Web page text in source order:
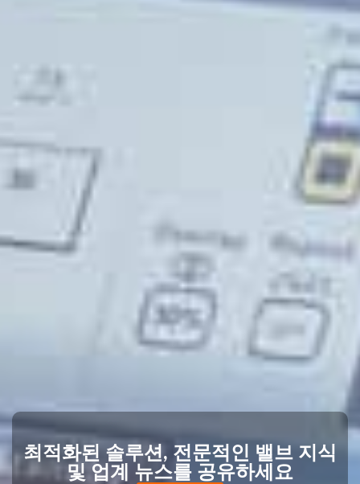
최적화된 솔루션, 전문적인 밸브 지식
및 업계 뉴스를 공유하세요